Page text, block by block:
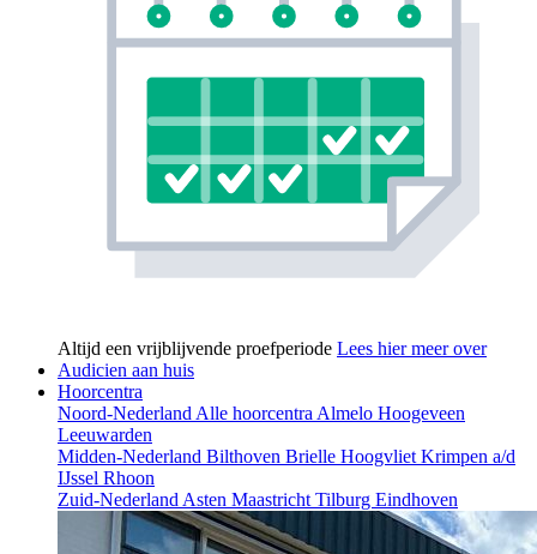
Altijd een vrijblijvende proefperiode Lees hier meer over
Audicien aan huis
Hoorcentra
Noord-Nederland Alle hoorcentra Almelo Hoogeveen
Leeuwarden
Midden-Nederland Bilthoven Brielle Hoogvliet Krimpen a/d
IJssel Rhoon
Zuid-Nederland Asten Maastricht Tilburg Eindhoven